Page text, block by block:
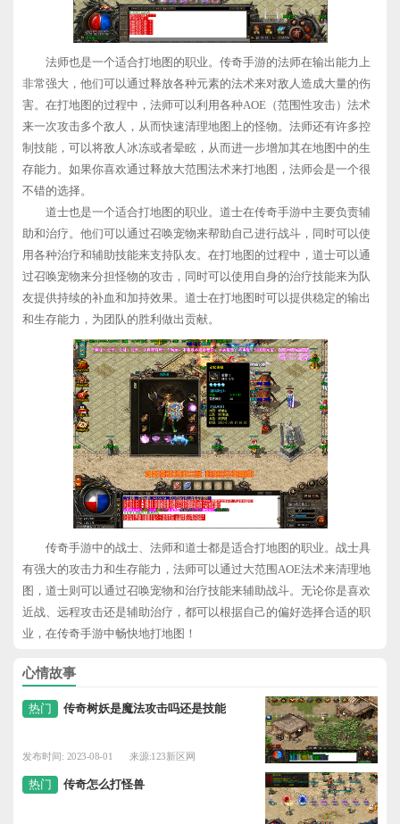
法师也是一个适合打地图的职业。传奇手游的法师在输出能力上
非常强大，他们可以通过释放各种元素的法术来对敌人造成大量的伤
害。在打地图的过程中，法师可以利用各种AOE（范围性攻击）法术
来一次攻击多个敌人，从而快速清理地图上的怪物。法师还有许多控
制技能，可以将敌人冰冻或者晕眩，从而进一步增加其在地图中的生
存能力。如果你喜欢通过释放大范围法术来打地图，法师会是一个很
不错的选择。
道士也是一个适合打地图的职业。道士在传奇手游中主要负责辅
助和治疗。他们可以通过召唤宠物来帮助自己进行战斗，同时可以使
用各种治疗和辅助技能来支持队友。在打地图的过程中，道士可以通
过召唤宠物来分担怪物的攻击，同时可以使用自身的治疗技能来为队
友提供持续的补血和加持效果。道士在打地图时可以提供稳定的输出
和生存能力，为团队的胜利做出贡献。
传奇手游中的战士、法师和道士都是适合打地图的职业。战士具
有强大的攻击力和生存能力，法师可以通过大范围AOE法术来清理地
图，道士则可以通过召唤宠物和治疗技能来辅助战斗。无论你是喜欢
近战、远程攻击还是辅助治疗，都可以根据自己的偏好选择合适的职
业，在传奇手游中畅快地打地图！
心情故事
传奇树妖是魔法攻击吗还是技能
发布时间: 2023-08-01 来源:123新区网
热门
传奇怎么打怪兽
热门